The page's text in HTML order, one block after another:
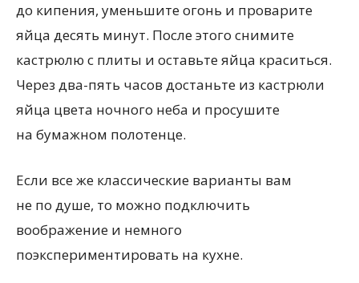
до кипения, уменьшите огонь и проварите
яйца десять минут. После этого снимите
кастрюлю с плиты и оставьте яйца краситься.
Через два-пять часов достаньте из кастрюли
яйца цвета ночного неба и просушите
на бумажном полотенце.
Если все же классические варианты вам
не по душе, то можно подключить
воображение и немного
поэкспериментировать на кухне.